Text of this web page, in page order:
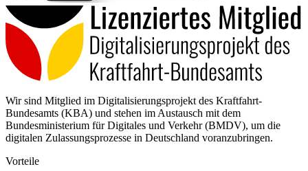
Wir sind Mitglied im Digitalisierungsprojekt des Kraftfahrt-
Bundesamts (KBA) und stehen im Austausch mit dem
Bundesministerium für Digitales und Verkehr (BMDV), um die
digitalen Zulassungsprozesse in Deutschland voranzubringen.
Vorteile